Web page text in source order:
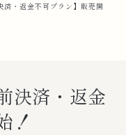
済・返金不可プラン】販売開
決済・返金
！